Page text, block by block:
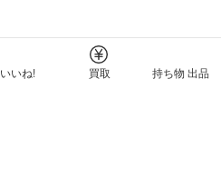
いいね! 買取 持ち物 出品